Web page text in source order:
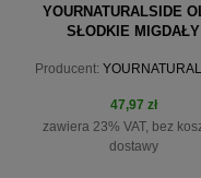
YOURNATURALSIDE
SŁODKIE MIGDAŁY
Producent:
47,97 zł
zawiera 23% VAT, bez
dostawy